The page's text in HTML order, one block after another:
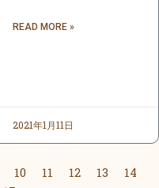
READ MORE »
2021年1月11日
10 11 12 13 14